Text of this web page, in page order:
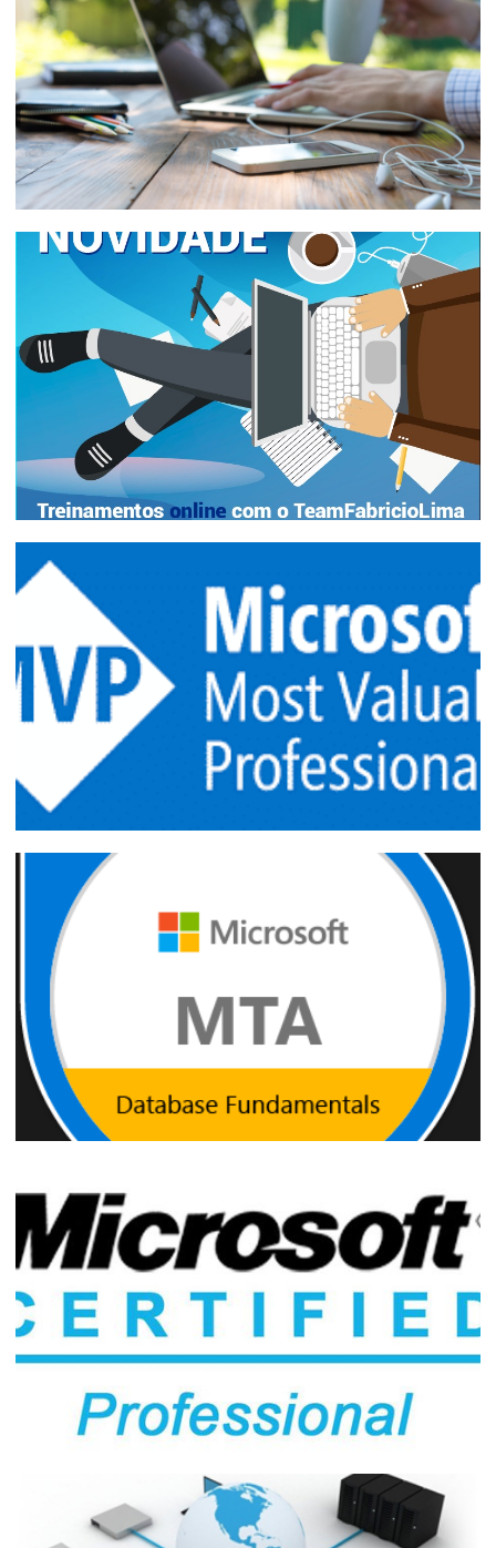
13 de abril de 2020 4 min de leitura
Home Office sem Achismos -
Experiências de quem trabalha remoto
há mais de 1 ano
10 de novembro de 2019 14 min de leitura
Cursos e Treinamentos ONLINE de SQL
Server, Power BI e Azure do
#TeamFabricioLima: Dê um UP na sua
carreira!
14 de março de 2019 1 min de leitura
Congratulations 2018-2019 Microsoft
MVP!
02 de julho de 2018 2 min de leitura
estudo em português para obter sua
primeira certificação (MTA)
31 de janeiro de 2018 18 min de leitura
Profissional MCP - Como compartilhar
suas certificações e como encontrar